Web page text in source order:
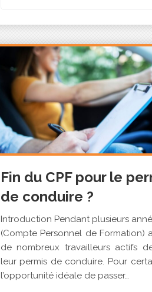
Fin du CPF pour le
de conduire ?
Introduction Pendant plusieurs
(Compte Personnel de Formation)
de nombreux travailleurs actifs
leur permis de conduire. Pour
l’opportunité idéale de passer…